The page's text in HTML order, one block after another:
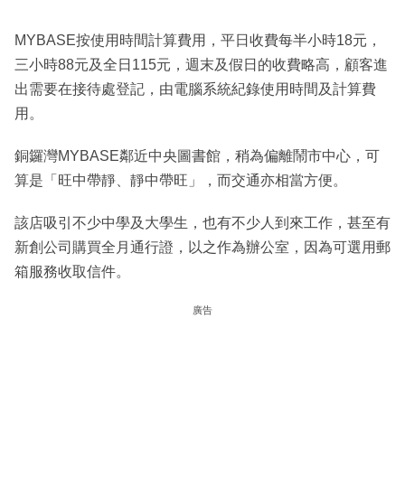
MYBASE按使用時間計算費用，平日收費每半小時18元，
三小時88元及全日115元，週末及假日的收費略高，顧客進
出需要在接待處登記，由電腦系統紀錄使用時間及計算費
用。
銅鑼灣MYBASE鄰近中央圖書館，稍為偏離鬧市中心，可
算是「旺中帶靜、靜中帶旺」，而交通亦相當方便。
該店吸引不少中學及大學生，也有不少人到來工作，甚至有
新創公司購買全月通行證，以之作為辦公室，因為可選用郵
箱服務收取信件。
廣告